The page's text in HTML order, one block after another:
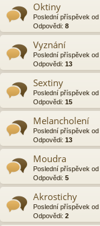
Oktiny
Poslední příspěvek od
Odpovědi: 8
Vyznání
Poslední příspěvek od
Odpovědi: 13
Sextiny
Poslední příspěvek od
Odpovědi: 15
Melancholení
Poslední příspěvek od
Odpovědi: 13
Moudra
Poslední příspěvek od
Odpovědi: 5
Akrostichy
Poslední příspěvek od
Odpovědi: 2